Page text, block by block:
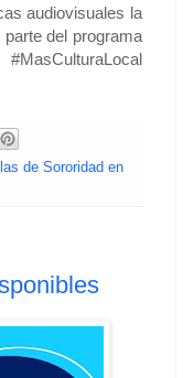
audiovisuales la
del programa
de Sororidad en